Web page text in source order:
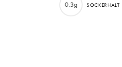
0.3g SOCKERHALT